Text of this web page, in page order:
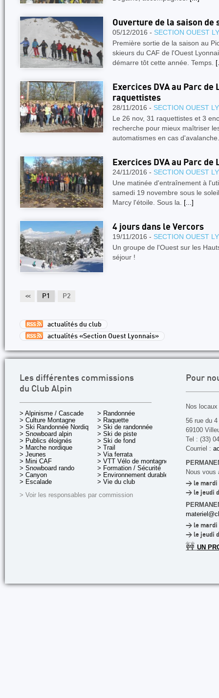
Ouverture de la saison de
05/12/2016 - SECTION OUEST
Première sortie de la saison au
skieurs du CAF de l'Ouest
démarre tôt cette année. Temps.
Exercices DVA au Parc
raquettistes
28/11/2016 - SECTION OUEST
Le 26 nov, 31 raquettistes et 3
recherche pour mieux maîtriser
automatismes en cas
Exercices DVA au Parc de
24/11/2016 - SECTION OUEST
Une matinée d'entraînement à
samedi 19 novembre sous le
Marcy l'étoile. Sous la. [...]
4 jours dans le Vercors
19/11/2016 - SECTION OUEST
Un groupe de l'Ouest sur les
séjour !
<< P1 P2
actualités du club
actualités «Section Ouest Lyonnais»
Les différentes commissions
du Club Alpin
> Alpinisme / Cascade
> Culture Montagne
> Ski Randonnée Nordique
> Snowboard alpin
> Publics éloignés
> Marche nordique
> Jeunes
> Mini CAF
> Snowboard rando
> Canyon
> Escalade
> Randonnée
> Raquette
> Ski de randonnée
> Ski de piste
> Ski de fond
> Trail
> Via ferrata
> VTT Vélo de montagne
> Formation / Sécurité
> Environnement durable
> Vie du club
> Voir les responsables par commission
Pour
Nos
56 rue du
69100
Tel : (33)
Courriel :
Nous vous
> le mardi
> le jeudi
> le mardi
> le jeudi
🚧 UN